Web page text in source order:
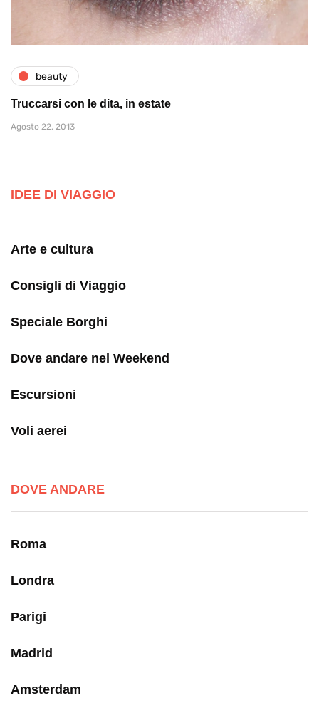
beauty
Truccarsi con le dita, in estate
Agosto 22, 2013
IDEE DI VIAGGIO
Arte e cultura
Consigli di Viaggio
Speciale Borghi
Dove andare nel Weekend
Escursioni
Voli aerei
DOVE ANDARE
Roma
Londra
Parigi
Madrid
Amsterdam